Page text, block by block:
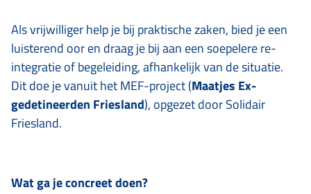
Als vrijwilliger help je bij praktische zaken, bied je een
luisterend oor en draag je bij aan een soepelere re-
integratie of begeleiding, afhankelijk van de situatie.
Dit doe je vanuit het MEF-project (Maatjes Ex-
gedetineerden Friesland), opgezet door Solidair
Friesland.
Wat ga je concreet doen?